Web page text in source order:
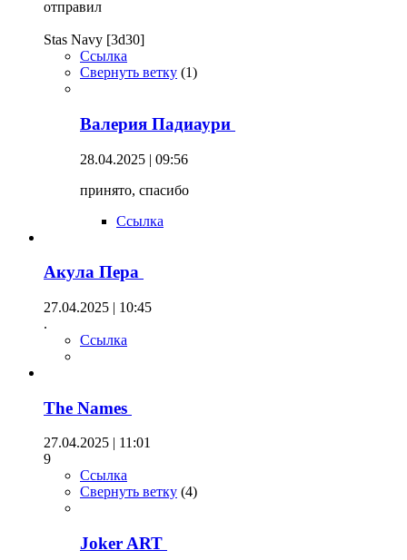
отправил
Stas Navy [3d30]
Ссылка
Свернуть ветку (1)
Валерия Падиаури
28.04.2025 | 09:56
принято, спасибо
Ссылка
Акула Пера
27.04.2025 | 10:45
.
Ссылка
The Names
27.04.2025 | 11:01
9
Ссылка
Свернуть ветку (4)
Joker ART